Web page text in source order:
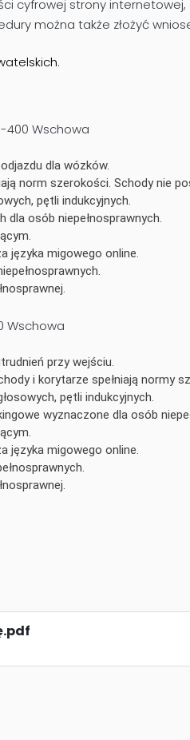
cyfrowej strony
można także złożyć
.
400 Wschowa
dla wózków.
norm szerokości. Schody nie
pętli indukcyjnych.
dla osób niepełnosprawnych.
języka migowego online.
Wschowa
przy wejściu.
i korytarze spełniają normy
pętli indukcyjnych.
wyznaczone dla osób
języka migowego online.